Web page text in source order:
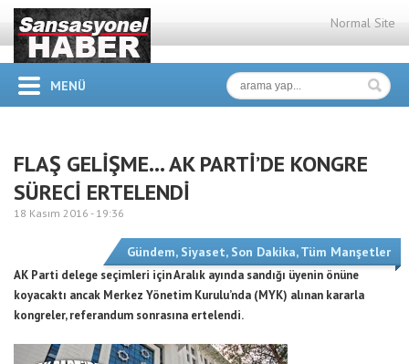
Normal Site
MENÜ
FLAŞ GELİŞME… AK PARTİ’DE KONGRE
SÜRECİ ERTELENDİ
18 Kasım 2016 - 19:36
Gündem, Siyaset, Son Dakika,Tüm Manşetler
AK Parti delege seçimleri için Aralık ayında sandığı üyenin önüne
koyacaktı ancak Merkez Yönetim Kurulu’nda (MYK) alınan kararla
kongreler, referandum sonrasına ertelendi.